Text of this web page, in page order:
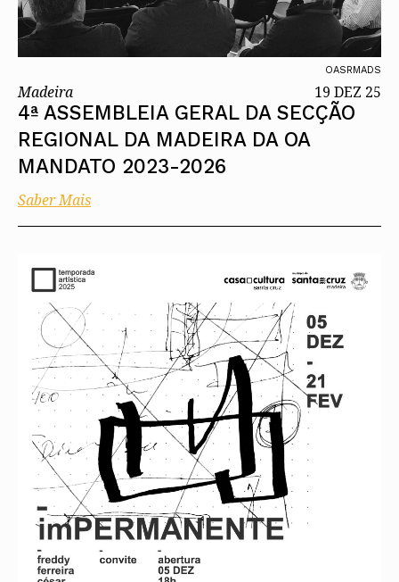
OASRMADS
Madeira 19 DEZ 25
4ª ASSEMBLEIA GERAL DA SECÇÃO
REGIONAL DA MADEIRA DA OA
MANDATO 2023-2026
Saber Mais